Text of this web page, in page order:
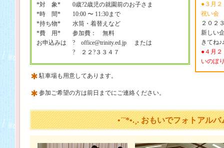
*対 象* 0歳?2歳児の就園前のお子さま
*時 間* 10:00 〜 11:30まで
*持ち物* 水筒・着替えなど
*費 用* 参加費： 無料
お申込みは ? office@trinity.ed.jp または
? ２２?３３４７
駐車場も用意してあります。
参加ご希望の方は前日までにご連絡ください。
●３月
祝い会
２０２
新しい
きてね
●４月
いのぼ
•´¨*•.¸. おもいでフォトアルバ